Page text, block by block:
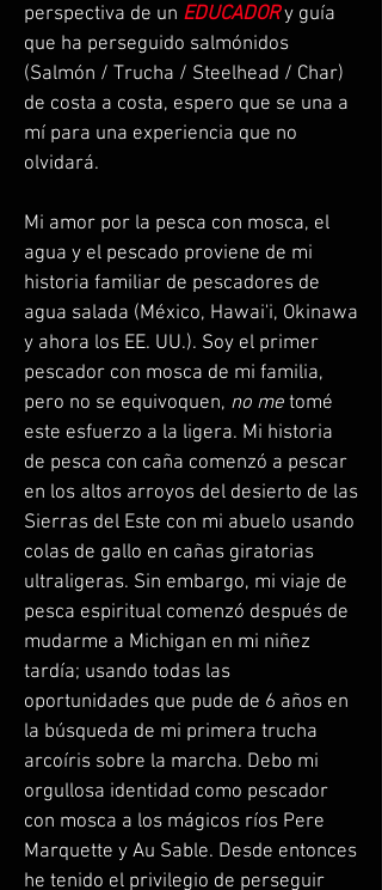
perspectiva de un EDUCADORy guía
que ha perseguido salmónidos
(Salmón / Trucha / Steelhead / Char)
de costa a costa, espero que se una a
mí para una experiencia que no
olvidará.
Mi amor por la pesca con mosca, el
agua y el pescado proviene de mi
historia familiar de pescadores de
agua salada (México, Hawai'i, Okinawa
y ahora los EE. UU.). Soy el primer
pescador con mosca de mi familia,
pero no se equivoquen, no me tomé
este esfuerzo a la ligera. Mi historia
de pesca con caña comenzó a pescar
en los altos arroyos del desierto de las
Sierras del Este con mi abuelo usando
colas de gallo en cañas giratorias
ultraligeras. Sin embargo, mi viaje de
pesca espiritual comenzó después de
mudarme a Michigan en mi niñez
tardía; usando todas las
oportunidades que pude de 6 años en
la búsqueda de mi primera trucha
arcoíris sobre la marcha. Debo mi
orgullosa identidad como pescador
con mosca a los mágicos ríos Pere
Marquette y Au Sable. Desde entonces
he tenido el privilegio de perseguir